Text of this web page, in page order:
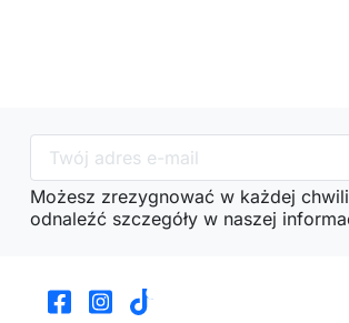
Możesz zrezygnować w każdej
odnaleźć szczegóły w naszej